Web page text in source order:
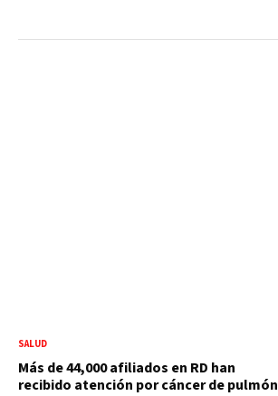
SALUD
Más de 44,000 afiliados en RD han
recibido atención por cáncer de pulmón